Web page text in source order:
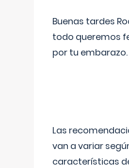
Buenas tardes
todo queremos
por tu embarazo.
Las
van a variar
características